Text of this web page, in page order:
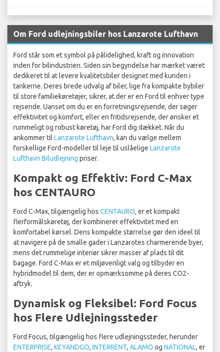
Om Ford udlejningsbiler hos Lanzarote Lufthavn
Ford står som et symbol på pålidelighed, kraft og innovation
inden for bilindustrien. Siden sin begyndelse har mærket været
dedikeret til at levere kvalitetsbiler designet med kunden i
tankerne. Deres brede udvalg af biler, lige fra kompakte bybiler
til store familiekøretøjer, sikrer, at der er en Ford til enhver type
rejsende. Uanset om du er en forretningsrejsende, der søger
effektivitet og komfort, eller en fritidsrejsende, der ønsker et
rummeligt og robust køretøj, har Ford dig dækket. Når du
ankommer til Lanzarote Lufthavn, kan du vælge mellem
forskellige Ford-modeller til leje til uslåelige Lanzarote
Lufthavn Biludlejning priser.
Kompakt og Effektiv: Ford C-Max
hos CENTAURO
Ford C-Max, tilgængelig hos CENTAURO, er et kompakt
flerformålskøretøj, der kombinerer effektivitet med en
komfortabel kørsel. Dens kompakte størrelse gør den ideel til
at navigere på de smalle gader i Lanzarotes charmerende byer,
mens det rummelige interiør sikrer masser af plads til dit
bagage. Ford C-Max er et miljøvenligt valg og tilbyder en
hybridmodel til dem, der er opmærksomme på deres CO2-
aftryk.
Dynamisk og Fleksibel: Ford Focus
hos Flere Udlejningssteder
Ford Focus, tilgængelig hos flere udlejningssteder, herunder
ENTERPRISE, KEYANDGO, INTERRENT, ALAMO og NATIONAL, er